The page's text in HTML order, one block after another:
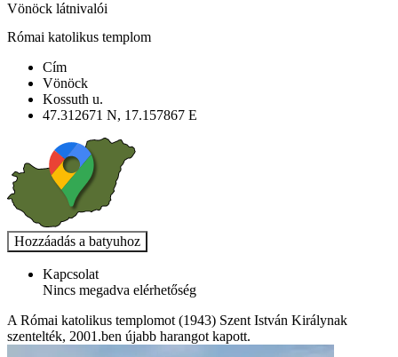
Vönöck látnivalói
Római katolikus templom
Cím
Vönöck
Kossuth u.
47.312671 N, 17.157867 E
Kapcsolat
Nincs megadva elérhetőség
A Római katolikus templomot (1943) Szent István Királynak
szentelték, 2001.ben újabb harangot kapott.